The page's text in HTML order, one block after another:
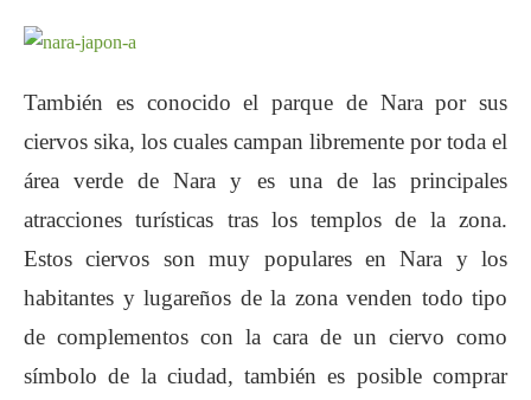
También es conocido el parque de Nara por sus
ciervos sika, los cuales campan libremente por toda el
área verde de Nara y es una de las principales
atracciones turísticas tras los templos de la zona.
Estos ciervos son muy populares en Nara y los
habitantes y lugareños de la zona venden todo tipo
de complementos con la cara de un ciervo como
símbolo de la ciudad, también es posible comprar